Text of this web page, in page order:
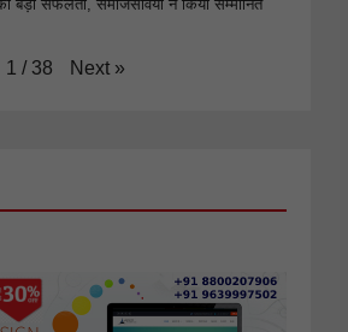
बड़ी सफलता, समाजसेवियों ने किया सम्मानित
1 / 38 Next »